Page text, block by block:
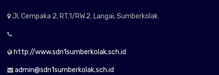
Jl. Cempaka 2, RT.1/RW.2. Langai, Sumberkolak
http://www.sdn1sumberkolak.sch.id
admin@sdn1sumberkolak.sch.id